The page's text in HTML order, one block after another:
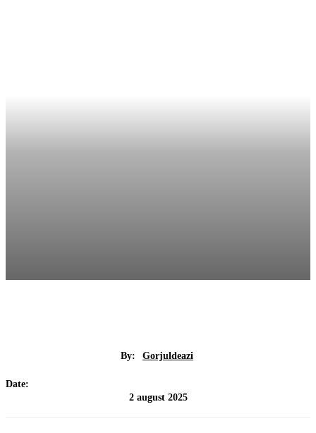
By: Gorjuldeazi
Date:
2 august 2025